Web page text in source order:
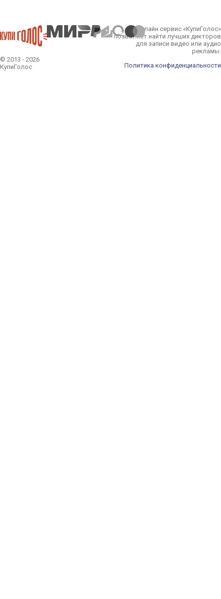
© 2013 - 2026
КупиГолос
Онлайн сервис «КупиГолос»
позволяет найти лучших дикторов
для записи видео или аудио
рекламы.
Политика конфиденциальности